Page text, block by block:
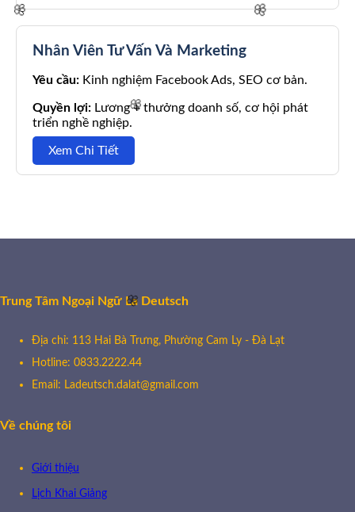
🌸
Nhân Viên Tư Vấn Và Marketing
Yêu cầu: Kinh nghiệm Facebook Ads, SEO cơ bản.
Quyền lợi: Lương + thưởng doanh số, cơ hội phát
triển nghề nghiệp.
Xem Chi Tiết
Trung Tâm Ngoại Ngữ La Deutsch
Địa chỉ: 113 Hai Bà Trưng, Phường Cam Ly - Đà Lạt
Hotline: 0833.2222.44
Email: Ladeutsch.dalat@gmail.com
Về chúng tôi
Giới thiệu
Lịch Khai Giảng